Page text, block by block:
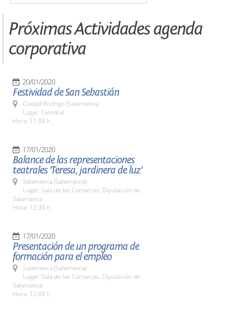
Próximas Actividades agenda
corporativa
20/01/2020
Festividad de San Sebastián
Ciudad Rodrigo (Salamanca)
Lugar: Catedral
Hora: 11:00 h.
17/01/2020
Balance de las representaciones
teatrales 'Teresa, jardinera de luz'
Salamanca (Salamanca)
Lugar: Sala de las Comarcas. Diputación de
Salamanca
Hora: 12:30 h.
17/01/2020
Presentación de un programa de
formación para el empleo
Salamanca (Salamanca)
Lugar: Sala de las Comarcas. Diputación de
Salamanca
Hora: 12:00 h.